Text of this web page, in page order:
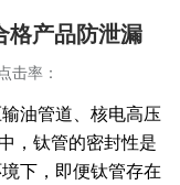
格产品防泄漏
率：
油管道、核电高压
，钛管的密封性是
下，即便钛管存在